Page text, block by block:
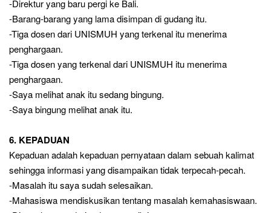
-Direktur yang baru pergi ke Bali.
-Barang-barang yang lama disimpan di gudang itu.
-Tiga dosen dari UNISMUH yang terkenal itu menerima
penghargaan.
-Tiga dosen yang terkenal dari UNISMUH itu menerima
penghargaan.
-Saya melihat anak itu sedang bingung.
-Saya bingung melihat anak itu.
6. KEPADUAN
Kepaduan adalah kepaduan pernyataan dalam sebuah kalimat
sehingga informasi yang disampaikan tidak terpecah-pecah.
-Masalah itu saya sudah selesaikan.
-Mahasiswa mendiskusikan tentang masalah kemahasiswaan.